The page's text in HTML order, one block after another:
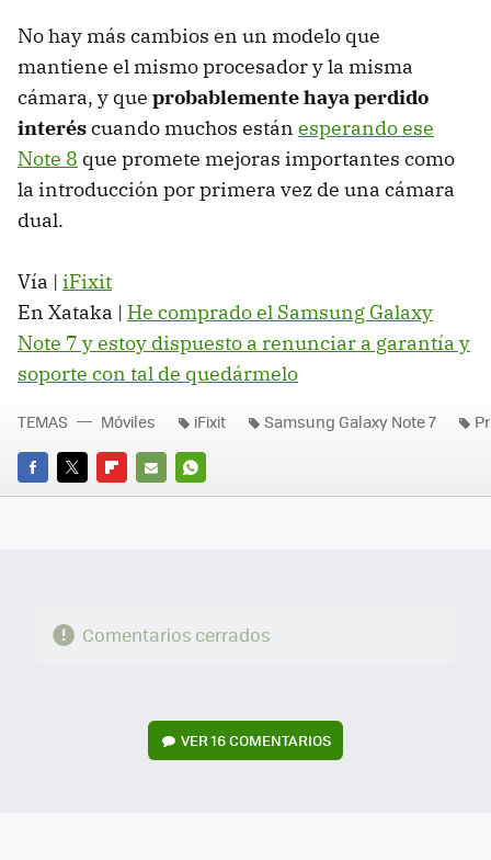
No hay más cambios en un modelo que
mantiene el mismo procesador y la misma
cámara, y que probablemente haya perdido
interéscuando muchos están esperando ese
Note 8 que promete mejoras importantes como
la introducción por primera vez de una cámara
dual.
Vía | iFixit
En Xataka | He comprado el Samsung Galaxy
Note 7 y estoy dispuesto a renunciar a garantía y
soporte con tal de quedármelo
FACEBOOK
TWITTERFLIPBOARD
E-
WHATSAPP
TEMAS Móviles iFixit Samsung Galaxy Note 7
Comentarios cerrados
VER16 COMENTARIOS